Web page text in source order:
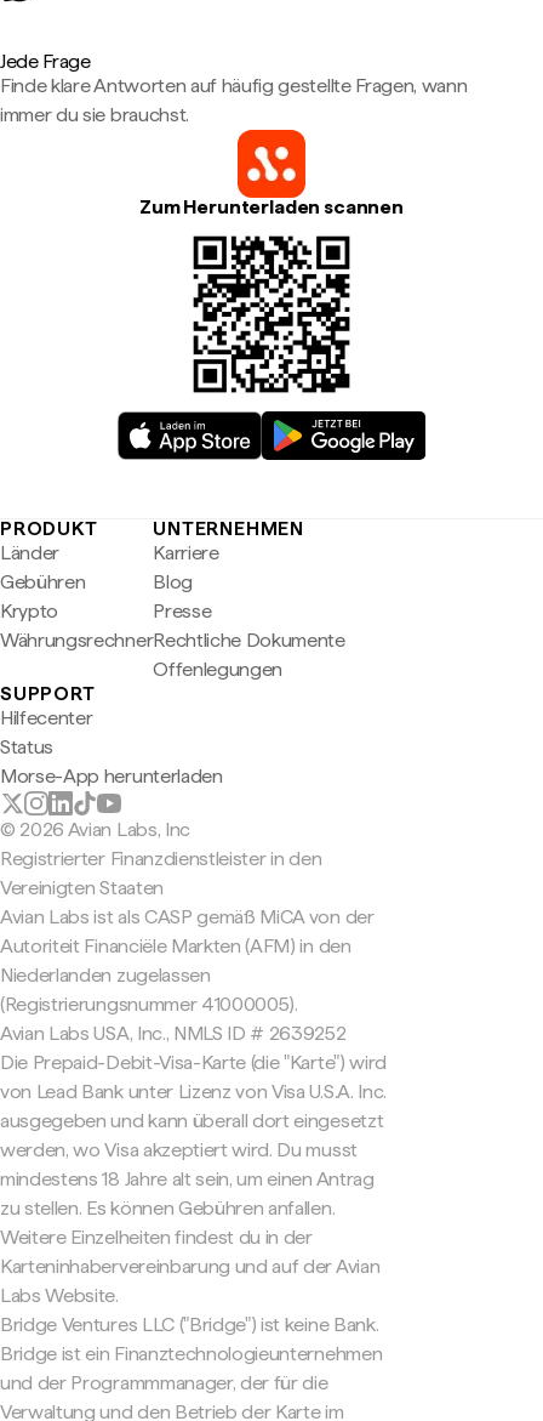
Jede Frage
Finde klare Antworten auf häufig gestellte Fragen, wann
immer du sie brauchst.
Zum Herunterladen scannen
PRODUKT
Länder
Gebühren
Krypto
Währungsrechner
UNTERNEHMEN
Karriere
Blog
Presse
Rechtliche Dokumente
Offenlegungen
SUPPORT
Hilfecenter
Status
Morse-App herunterladen
© 2026 Avian Labs, Inc
Registrierter Finanzdienstleister in den
Vereinigten Staaten
Avian Labs ist als CASP gemäß MiCA von der
Autoriteit Financiële Markten (AFM) in den
Niederlanden zugelassen
(Registrierungsnummer 41000005).
Avian Labs USA, Inc., NMLS ID # 2639252
Die Prepaid-Debit-Visa-Karte (die "Karte") wird
von Lead Bank unter Lizenz von Visa U.S.A. Inc.
ausgegeben und kann überall dort eingesetzt
werden, wo Visa akzeptiert wird. Du musst
mindestens 18 Jahre alt sein, um einen Antrag
zu stellen. Es können Gebühren anfallen.
Weitere Einzelheiten findest du in der
Karteninhabervereinbarung und auf der Avian
Labs Website.
Bridge Ventures LLC ("Bridge") ist keine Bank.
Bridge ist ein Finanztechnologieunternehmen
und der Programmmanager, der für die
Verwaltung und den Betrieb der Karte im